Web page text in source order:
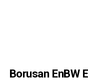
Borusan EnBW